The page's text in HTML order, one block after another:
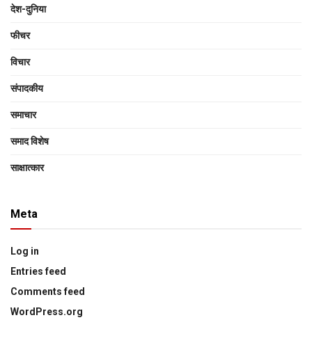
देश-दुनिया
फीचर
विचार
संपादकीय
समाचार
समाद विशेष
साक्षात्‍कार
Meta
Log in
Entries feed
Comments feed
WordPress.org